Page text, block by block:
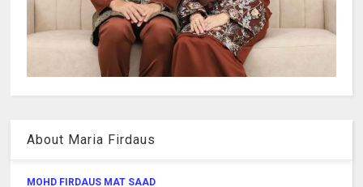
About Maria Firdaus
MOHD FIRDAUS MAT SAAD